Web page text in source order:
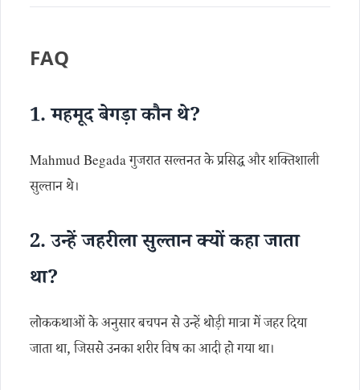
FAQ
1. महमूद बेगड़ा कौन थे?
Mahmud Begada गुजरात सल्तनत के प्रसिद्ध और शक्तिशाली
सुल्तान थे।
2. उन्हें जहरीला सुल्तान क्यों कहा जाता
था?
लोककथाओं के अनुसार बचपन से उन्हें थोड़ी मात्रा में जहर दिया
जाता था, जिससे उनका शरीर विष का आदी हो गया था।